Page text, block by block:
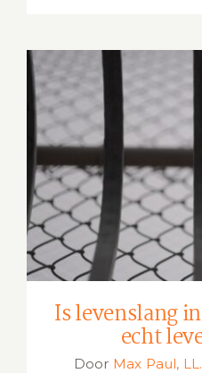
Is levenslang in
Is levenslang
echt
Door Max Paul,